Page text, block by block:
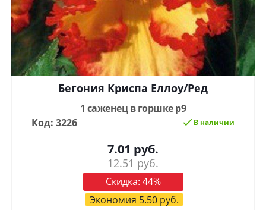
Бегония Криспа Еллоу/Ред
1 саженец в горшке р9
Код: 3226
В наличии
7.01 руб.
12.51руб.
Скидка: 44%
Экономия 5.50руб.